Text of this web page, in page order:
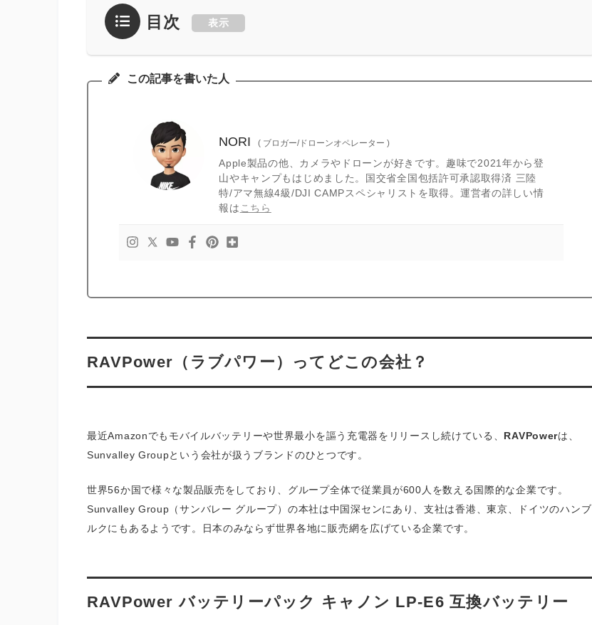
目次 表示
この記事を書いた人
NORI ( ブロガー/ドローンオペレーター)
Apple製品の他、カメラやドローンが好きです。趣味で2021年から登
山やキャンプもはじめました。国交省全国包括許可承認取得済 三陸
特/アマ無線4級/DJI CAMPスペシャリストを取得。運営者の詳しい情
報は こちら
RAVPower（ラブパワー）ってどこの会社？
最近Amazonでもモバイルバッテリーや世界最小を謳う充電器をリリースし続けている、 RAVPowerは、
Sunvalley Groupという会社が扱うブランドのひとつです。
世界56か国で様々な製品販売をしており、グループ全体で従業員が600人を数える国際的な企業です。
Sunvalley Group（サンバレー グループ）の本社は中国深センにあり、支社は香港、東京、ドイツのハンブ
ルクにもあるようです。日本のみならず世界各地に販売網を広げている企業です。
RAVPower バッテリーパック キャノン LP-E6 互換バッテリー